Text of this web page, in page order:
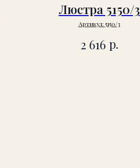
Люстра 5150/3
Артикул: 5150/3
2 616 р.